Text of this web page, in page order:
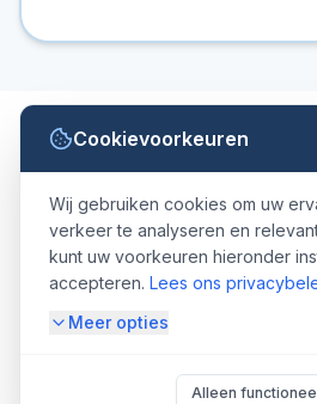
Hoe zit
Vergoeding
Cookievoorkeuren
Wij gebruiken cookies om uw
verkeer te analyseren en
kunt uw voorkeuren hieronder
accepteren. Lees ons
Meer opties
Alleen